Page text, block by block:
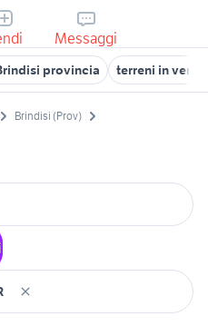
Messaggi
provincia terreni in
Brindisi (Prov)